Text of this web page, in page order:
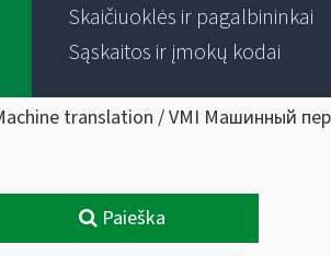
Skaičiuoklės ir pagalbininkai
Sąskaitos ir įmokų kodai
translation / VMI Машинный
Paieška